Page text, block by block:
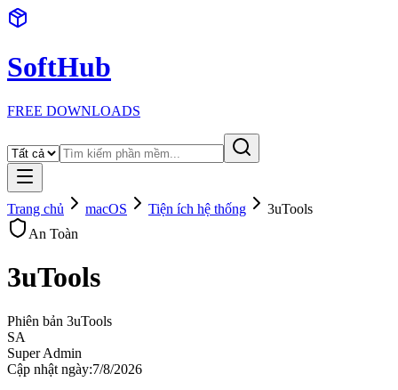
SoftHub
FREE DOWNLOADS
Trang chủ macOS Tiện ích hệ thống
3uTools
An Toàn
3uTools
Phiên bản 3uTools
SA
Super Admin
Cập nhật ngày:7/8/2026